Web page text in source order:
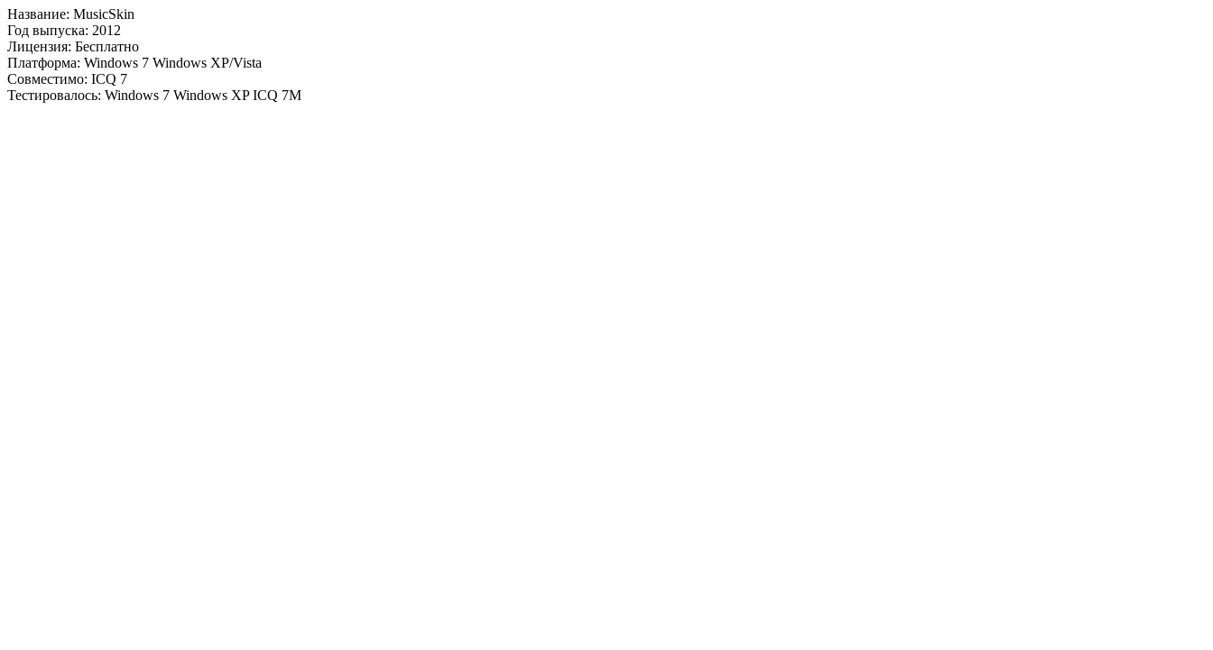
Название: MusicSkin
Год выпуска: 2012
Лицензия: Бесплатно
Платформа: Windows 7 Windows XP/Vista
Совместимо: ICQ 7
Тестировалось: Windows 7 Windows XP ICQ 7M